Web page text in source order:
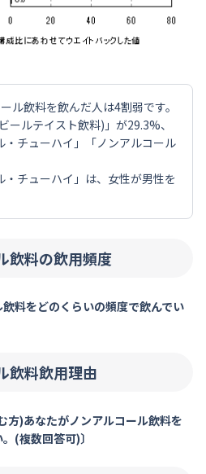
ル飲料を飲んだ人は4割弱です。
ールテイスト飲料)」が29.3%、
・チューハイ」「ノンアルコール
・チューハイ」は、女性が男性を
飲料の飲用頻度
飲料をどのくらいの頻度で飲んでい
飲料飲用理由
方)あなたがノンアルコール飲料を
(複数回答可)〕